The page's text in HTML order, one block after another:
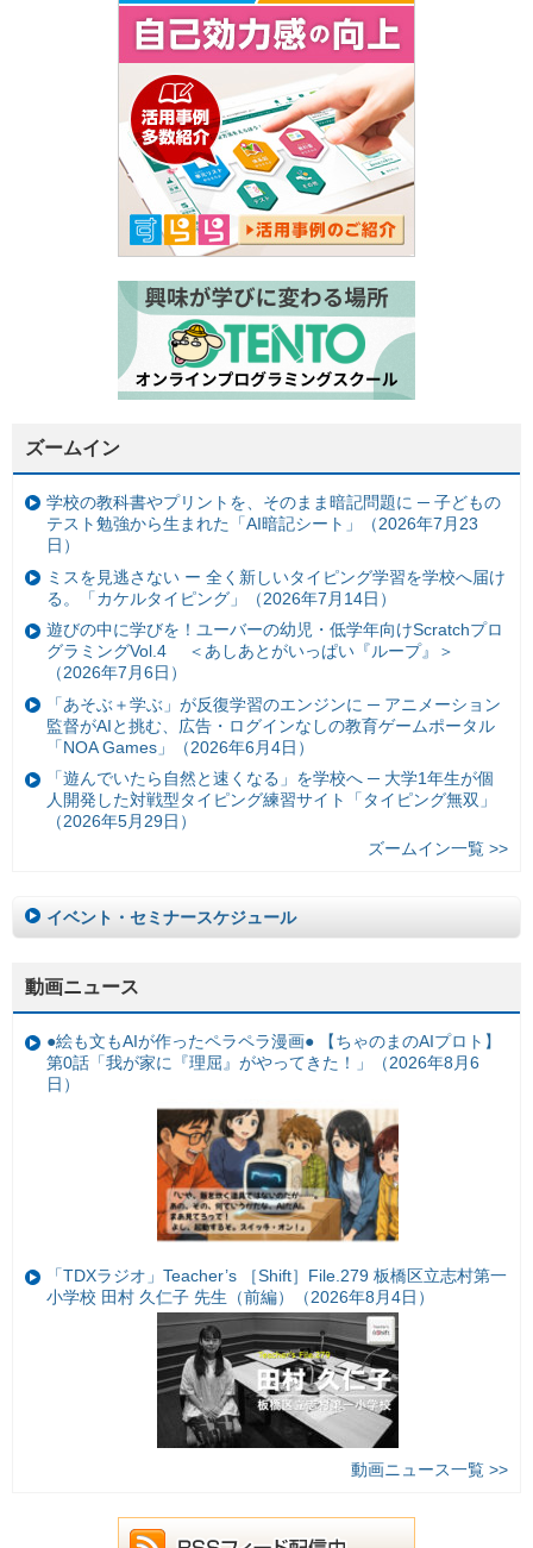
ズームイン
学校の教科書やプリントを、そのまま暗記問題に ─ 子どもの
テスト勉強から生まれた「AI暗記シート」（2026年7月23
日）
ミスを見逃さない ー 全く新しいタイピング学習を学校へ届け
る。「カケルタイピング」（2026年7月14日）
遊びの中に学びを！ユーバーの幼児・低学年向けScratchプロ
グラミングVol.4 ＜あしあとがいっぱい『ループ』＞
（2026年7月6日）
「あそぶ＋学ぶ」が反復学習のエンジンに ─ アニメーション
監督がAIと挑む、広告・ログインなしの教育ゲームポータル
「NOA Games」（2026年6月4日）
「遊んでいたら自然と速くなる」を学校へ ─ 大学1年生が個
人開発した対戦型タイピング練習サイト「タイピング無双」
（2026年5月29日）
ズームイン一覧 >>
イベント・セミナースケジュール
動画ニュース
●絵も文もAIが作ったペラペラ漫画● 【ちゃのまのAIプロト】
第0話「我が家に『理屈』がやってきた！」（2026年8月6
日）
「TDXラジオ」Teacher’s ［Shift］File.279 板橋区立志村第一
小学校 田村 久仁子 先生（前編）（2026年8月4日）
動画ニュース一覧 >>